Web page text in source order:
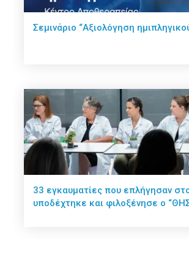
Σεμινάριο “Αξιολόγηση
33 εγκαυματίες που επλήγησαν
υποδέχτηκε και φιλοξένησε ο